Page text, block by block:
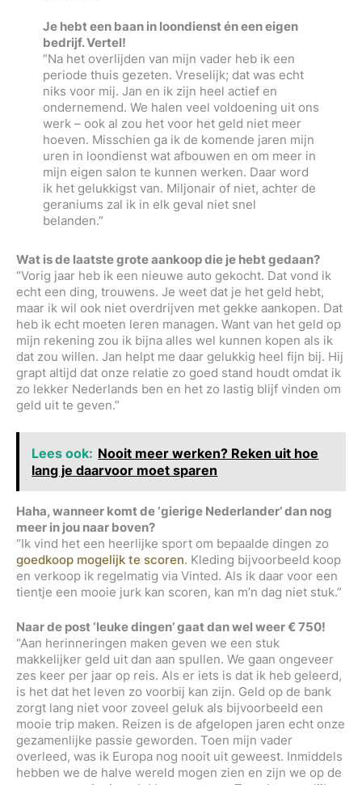
Je hebt een baan in loondienst én een eigen
bedrijf. Vertel!
“Na het overlijden van mijn vader heb ik een
periode thuis gezeten. Vreselijk; dat was echt
niks voor mij. Jan en ik zijn heel actief en
ondernemend. We halen veel voldoening uit ons
werk – ook al zou het voor het geld niet meer
hoeven. Misschien ga ik de komende jaren mijn
uren in loondienst wat afbouwen en om meer in
mijn eigen salon te kunnen werken. Daar word
ik het gelukkigst van. Miljonair of niet, achter de
geraniums zal ik in elk geval niet snel
belanden.”
Wat is de laatste grote aankoop die je hebt gedaan?
“Vorig jaar heb ik een nieuwe auto gekocht. Dat vond ik
echt een ding, trouwens. Je weet dat je het geld hebt,
maar ik wil ook niet overdrijven met gekke aankopen. Dat
heb ik echt moeten leren managen. Want van het geld op
mijn rekening zou ik bijna alles wel kunnen kopen als ik
dat zou willen. Jan helpt me daar gelukkig heel fijn bij. Hij
grapt altijd dat onze relatie zo goed stand houdt omdat ik
zo lekker Nederlands ben en het zo lastig blijf vinden om
geld uit te geven.”
Lees ook: Nooit meer werken? Reken uit hoe
lang je daarvoor moet sparen
Haha, wanneer komt de ‘gierige Nederlander’ dan nog
meer in jou naar boven?
“Ik vind het een heerlijke sport om bepaalde dingen zo
goedkoop mogelijk te scoren. Kleding bijvoorbeeld koop
en verkoop ik regelmatig via Vinted. Als ik daar voor een
tientje een mooie jurk kan scoren, kan m’n dag niet stuk.”
Naar de post ‘leuke dingen’ gaat dan wel weer € 750!
“Aan herinneringen maken geven we een stuk
makkelijker geld uit dan aan spullen. We gaan ongeveer
zes keer per jaar op reis. Als er iets is dat ik heb geleerd,
is het dat het leven zo voorbij kan zijn. Geld op de bank
zorgt lang niet voor zoveel geluk als bijvoorbeeld een
mooie trip maken. Reizen is de afgelopen jaren echt onze
gezamenlijke passie geworden. Toen mijn vader
overleed, was ik Europa nog nooit uit geweest. Inmiddels
hebben we de halve wereld mogen zien en zijn we op de